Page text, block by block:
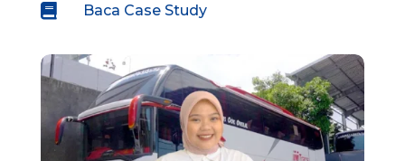
 Baca Case Study